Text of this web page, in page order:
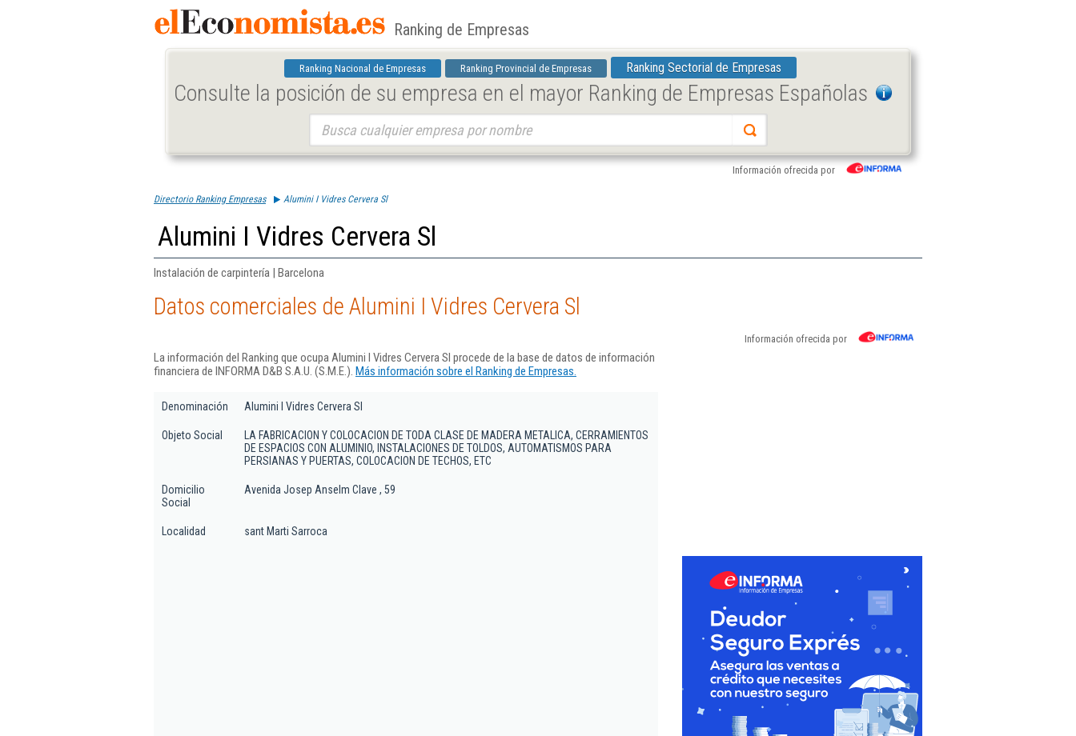
Ranking de Empresas
Ranking Nacional de Empresas Ranking Provincial de Empresas Ranking Sectorial de Empresas
Consulte la posición de su empresa en el mayor Ranking de Empresas Españolas
Información ofrecida por
Directorio Ranking Empresas Alumini I Vidres Cervera Sl
Alumini I Vidres Cervera Sl
Instalación de carpintería | Barcelona
Datos comerciales de Alumini I Vidres Cervera Sl
Información ofrecida por
La información del Ranking que ocupa Alumini I Vidres Cervera Sl procede de la base de datos de información
financiera de INFORMA D&B S.A.U. (S.M.E.). Más información sobre el Ranking de Empresas.
Denominación Alumini I Vidres Cervera Sl
Objeto Social
LA FABRICACION Y COLOCACION DE TODA CLASE DE MADERA METALICA, CERRAMIENTOS
DE ESPACIOS CON ALUMINIO, INSTALACIONES DE TOLDOS, AUTOMATISMOS PARA
PERSIANAS Y PUERTAS, COLOCACION DE TECHOS, ETC
Domicilio
Social
Avenida Josep Anselm Clave , 59
Localidad sant Marti Sarroca